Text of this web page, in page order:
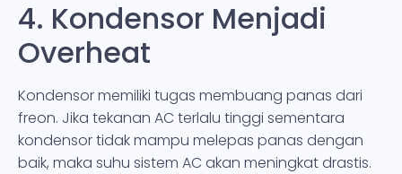
4. Kondensor Menjadi
Overheat
Kondensor memiliki tugas membuang panas dari
freon. Jika tekanan AC terlalu tinggi sementara
kondensor tidak mampu melepas panas dengan
baik, maka suhu sistem AC akan meningkat drastis.